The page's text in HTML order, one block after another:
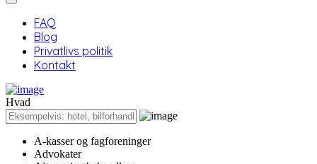
FAQ
Blog
Privatlivs politik
Kontakt
Hvad
A-kasser og fagforeninger
Advokater